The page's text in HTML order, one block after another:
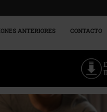
ANTERIORES CONTACTO